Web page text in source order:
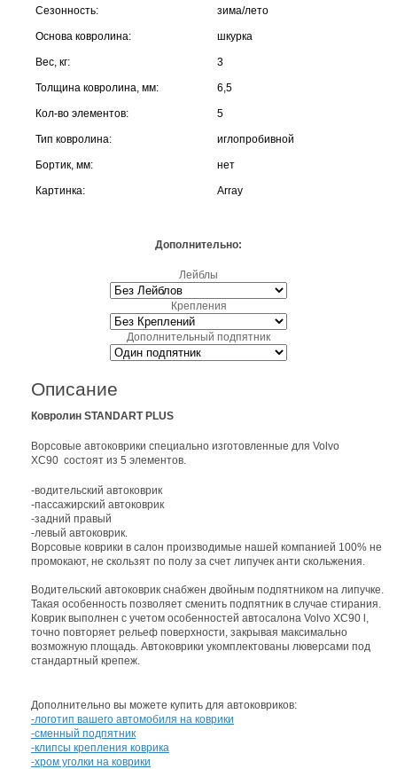
Сезонность: зима/лето
Основа ковролина: шкурка
Вес, кг: 3
Толщина ковролина, мм: 6,5
Кол-во элементов: 5
Тип ковролина: иглопробивной
Бортик, мм: нет
Картинка: Array
Дополнительно:
Лейблы
Крепления
Дополнительный подпятник
Описание
Ковролин STANDART PLUS
Ворсовые автоковрики специально изготовленные для Volvo
XC90 состоят из 5 элементов.
-водительский автоковрик
-пассажирский автоковрик
-задний правый
-левый автоковрик.
Ворсовые коврики в салон производимые нашей компанией 100% не
промокают, не скользят по полу за счет липучек анти скольжения.
Водительский автоковрик снабжен двойным подпятником на липучке.
Такая особенность позволяет сменить подпятник в случае стирания.
Коврик выполнен с учетом особенностей автосалона Volvo XC90 l,
точно повторяет рельеф поверхности, закрывая максимально
возможную площадь. Автоковрики укомплектованы люверсами под
стандартный крепеж.
Дополнительно вы можете купить для автоковриков:
-логотип вашего автомобиля на коврики
-сменный подпятник
-клипсы крепления коврика
-хром уголки на коврики